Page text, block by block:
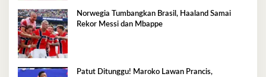
Norwegia Tumbangkan Brasil, Haaland Samai
Rekor Messi dan Mbappe
Patut Ditunggu! Maroko Lawan Prancis,